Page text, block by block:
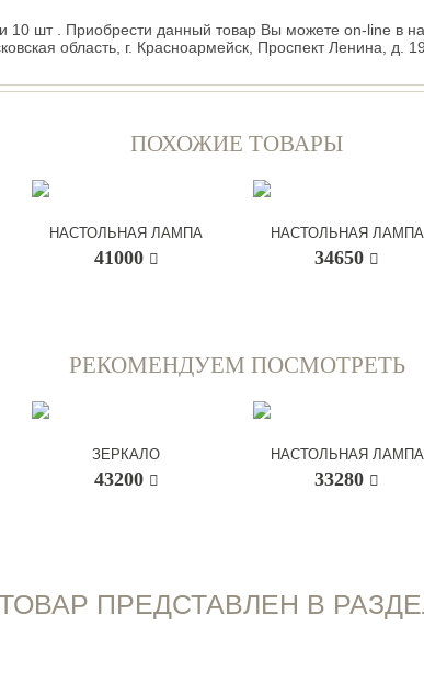
шт . Приобрести данный товар Вы можете on-line в
область, г. Красноармейск, Проспект Ленина, д.
ПОХОЖИЕ ТОВАРЫ
НАСТОЛЬНАЯ ЛАМПА
41000
НАСТОЛЬНАЯ ЛАМПА
34650
РЕКОМЕНДУЕМ ПОСМОТРЕТЬ
ЗЕРКАЛО
43200
НАСТОЛЬНАЯ ЛАМПА
33280
ПРЕДСТАВЛЕН В